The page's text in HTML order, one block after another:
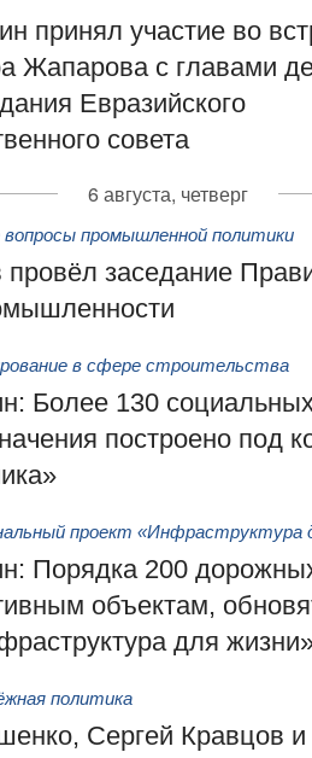
принял участие во
Жапарова с главами
Евразийского
совета
6 августа, четверг
промышленной политики
заседание
в сфере строительства
Более 130
построено под
проект «Инфраструктура
Порядка 200
объектам,
для
политика
Сергей Кравцов и